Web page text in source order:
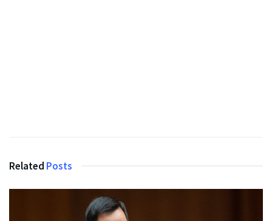
Related Posts